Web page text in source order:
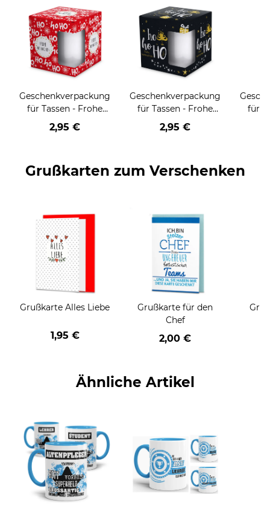
Geschenkverpackung
für Tassen - Frohe
Weihnachten - HO
HO HO - rot
2,95 €
Geschenkverpackung
für Tassen - Frohe
Weihnachten - HO
HO HO - schwarz
2,95 €
für
Grußkarten zum Verschenken
Grußkarte Alles Liebe
1,95 €
Grußkarte für den
Chef
2,00 €
Ähnliche Artikel